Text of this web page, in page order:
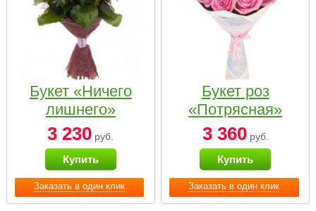
Заказать в один клик
Букет «Ничего
лишнего»
3 230 руб.
Купить
Заказать в один клик
Букет роз
«Потрясная»
3 360руб.
Купить